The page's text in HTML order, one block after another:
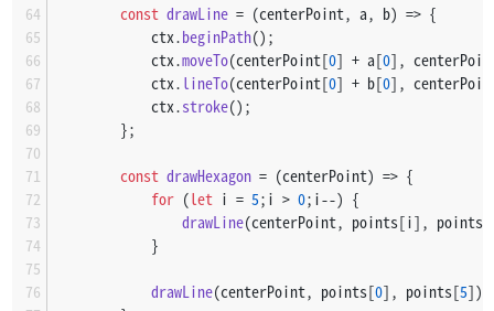
const drawLine = (centerPoint, a, b) => {
            ctx.
beginPath();
            ctx.
moveTo(centerPoint[0] + a[0],
            ctx.
lineTo(centerPoint[0] + b[0],
            ctx.
stroke();
        };
const drawHexagon = (centerPoint) => {
for (let i = 5;i > 0;i--) {
drawLine(centerPoint, points[i],
            }
drawLine(centerPoint, points[0], points[5]);